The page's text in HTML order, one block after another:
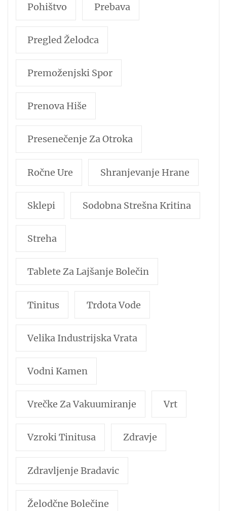
Pohištvo Prebava
Pregled Želodca
Premoženjski Spor
Prenova Hiše
Presenečenje Za Otroka
Ročne Ure Shranjevanje Hrane
Sklepi Sodobna Strešna Kritina
Streha
Tablete Za Lajšanje Bolečin
Tinitus Trdota Vode
Velika Industrijska Vrata
Vodni Kamen
Vrečke Za Vakuumiranje Vrt
Vzroki Tinitusa Zdravje
Zdravljenje Bradavic
Želodčne Bolečine